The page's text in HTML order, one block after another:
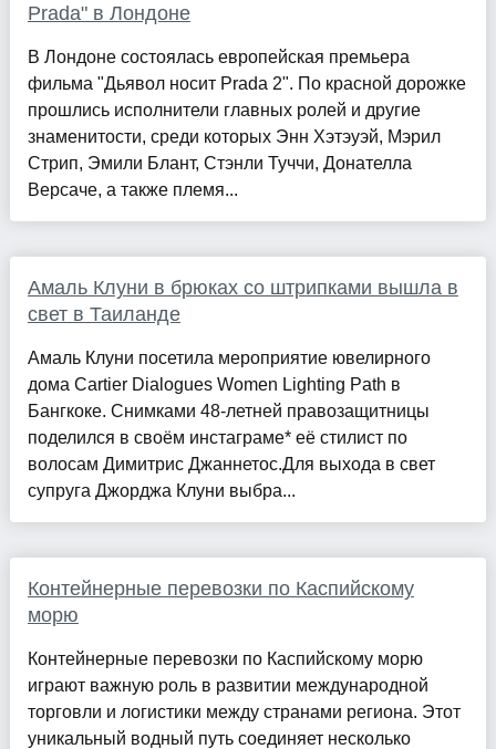
Prada" в Лондоне
В Лондоне состоялась европейская премьера
фильма "Дьявол носит Prada 2". По красной дорожке
прошлись исполнители главных ролей и другие
знаменитости, среди которых Энн Хэтэуэй, Мэрил
Стрип, Эмили Блант, Стэнли Туччи, Донателла
Версаче, а также племя...
Амаль Клуни в брюках со штрипками вышла в
свет в Таиланде
Амаль Клуни посетила мероприятие ювелирного
дома Cartier Dialogues Women Lighting Path в
Бангкоке. Снимками 48-летней правозащитницы
поделился в своём инстаграме* её стилист по
волосам Димитрис Джаннетос.Для выхода в свет
супруга Джорджа Клуни выбра...
Контейнерные перевозки по Каспийскому
морю
Контейнерные перевозки по Каспийскому морю
играют важную роль в развитии международной
торговли и логистики между странами региона. Этот
уникальный водный путь соединяет несколько